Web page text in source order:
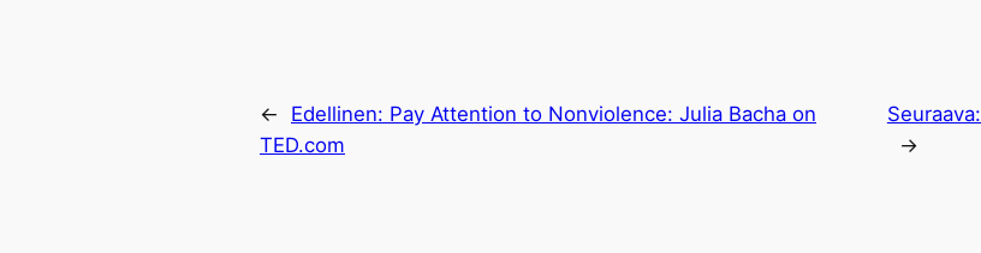
← Edellinen: Pay Attention to Nonviolence: Julia Bacha on
TED.com
Seuraava:
→